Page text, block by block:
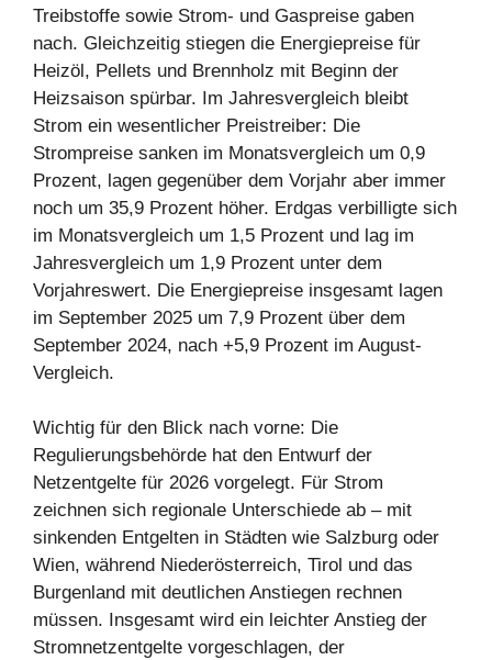
Treibstoffe sowie Strom- und Gaspreise gaben
nach. Gleichzeitig stiegen die Energiepreise für
Heizöl, Pellets und Brennholz mit Beginn der
Heizsaison spürbar. Im Jahresvergleich bleibt
Strom ein wesentlicher Preistreiber: Die
Strompreise sanken im Monatsvergleich um 0,9
Prozent, lagen gegenüber dem Vorjahr aber immer
noch um 35,9 Prozent höher. Erdgas verbilligte sich
im Monatsvergleich um 1,5 Prozent und lag im
Jahresvergleich um 1,9 Prozent unter dem
Vorjahreswert. Die Energiepreise insgesamt lagen
im September 2025 um 7,9 Prozent über dem
September 2024, nach +5,9 Prozent im August-
Vergleich.
Wichtig für den Blick nach vorne: Die
Regulierungsbehörde hat den Entwurf der
Netzentgelte für 2026 vorgelegt. Für Strom
zeichnen sich regionale Unterschiede ab – mit
sinkenden Entgelten in Städten wie Salzburg oder
Wien, während Niederösterreich, Tirol und das
Burgenland mit deutlichen Anstiegen rechnen
müssen. Insgesamt wird ein leichter Anstieg der
Stromnetzentgelte vorgeschlagen, der